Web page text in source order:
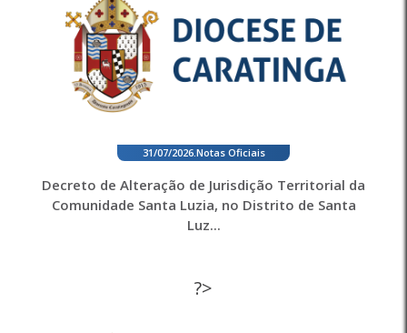
31/07/2026. Notas Oficiais
Decreto de Alteração de Jurisdição Territorial da
Comunidade Santa Luzia, no Distrito de Santa
Luz...
?>